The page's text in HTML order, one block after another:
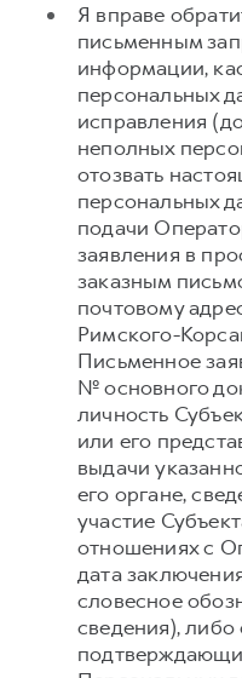
Я вправе
письменным
информации,
персональных
исправления
неполных
отозвать
персональных
подачи
заявления в
заказным
почтовому
Римского-
Письменное
№ основного
личность
или его
выдачи
его органе,
участие
отношениях с
дата
словесное
сведения),